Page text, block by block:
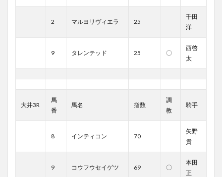
2 マルヨリヴィエラ 25
千田
洋
9 タレンテッド 25 〇
西啓
太
大井3R
馬
番
馬名 指数
調
教
騎手
8 インティコン 70
矢野
貴
9 コウフウセイゲツ 69 〇
本田
正